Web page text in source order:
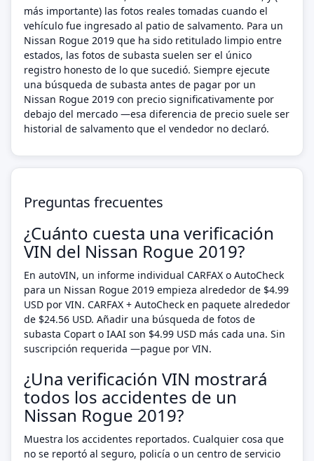
más importante) las fotos reales tomadas cuando el
vehículo fue ingresado al patio de salvamento. Para un
Nissan Rogue 2019 que ha sido retitulado limpio entre
estados, las fotos de subasta suelen ser el único
registro honesto de lo que sucedió. Siempre ejecute
una búsqueda de subasta antes de pagar por un
Nissan Rogue 2019 con precio significativamente por
debajo del mercado —esa diferencia de precio suele ser
historial de salvamento que el vendedor no declaró.
Preguntas frecuentes
¿Cuánto cuesta una verificación
VIN del Nissan Rogue 2019?
En autoVIN, un informe individual CARFAX o AutoCheck
para un Nissan Rogue 2019 empieza alrededor de $4.99
USD por VIN. CARFAX + AutoCheck en paquete alrededor
de $24.56 USD. Añadir una búsqueda de fotos de
subasta Copart o IAAI son $4.99 USD más cada una. Sin
suscripción requerida —pague por VIN.
¿Una verificación VIN mostrará
todos los accidentes de un
Nissan Rogue 2019?
Muestra los accidentes reportados. Cualquier cosa que
no se reportó al seguro, policía o un centro de servicio